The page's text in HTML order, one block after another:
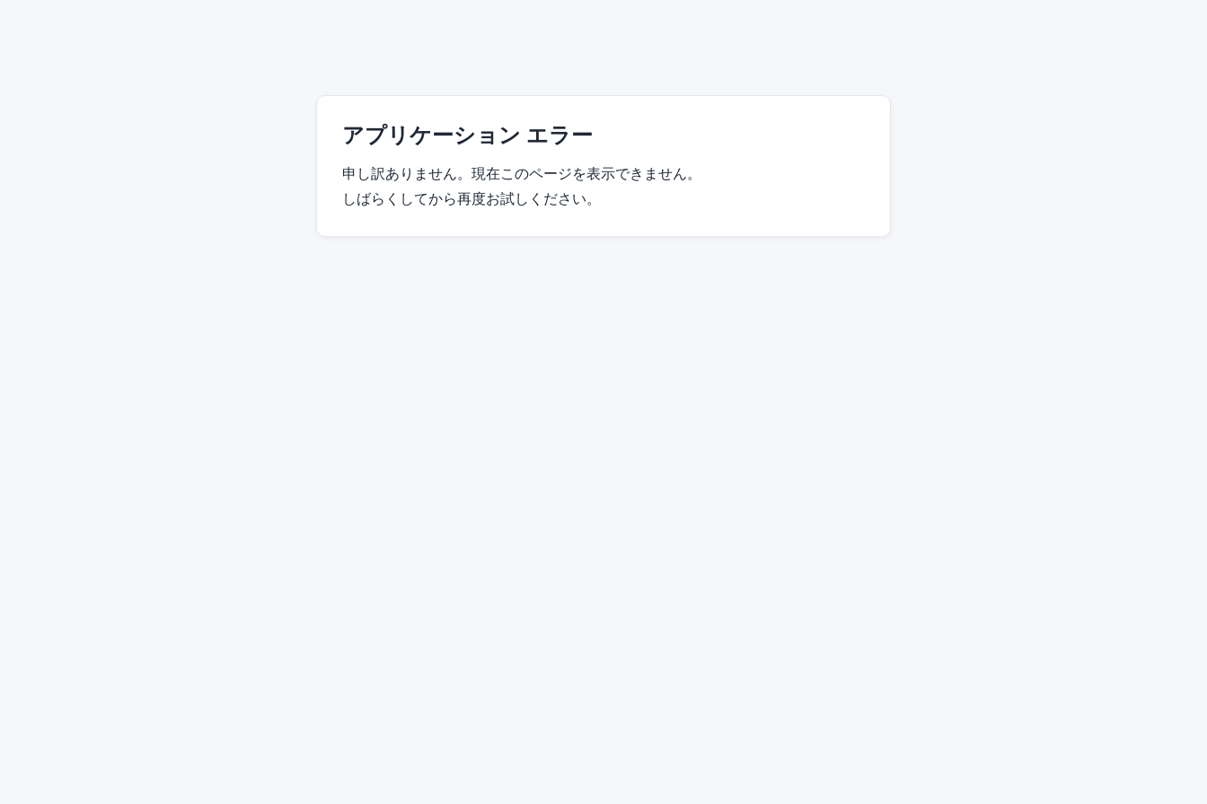
アプリケーション エラー
申し訳ありません。現在このページを表示できません。
しばらくしてから再度お試しください。